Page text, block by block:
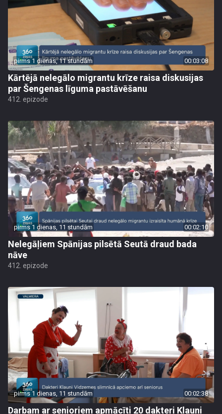
pirms 1 dienas, 11 stundām 00:03:08
Kārtējā nelegālo migrantu krīze raisa diskusijas
par Šengenas līguma pastāvēšanu
412. epizode
pirms 1 dienas, 11 stundām 00:02:10
Nelegāļiem Spānijas pilsētā Seutā draud bada
nāve
412. epizode
pirms 1 dienas, 11 stundām 00:02:38
Darbam ar senioriem apmācīti 20 dakteri Klauni